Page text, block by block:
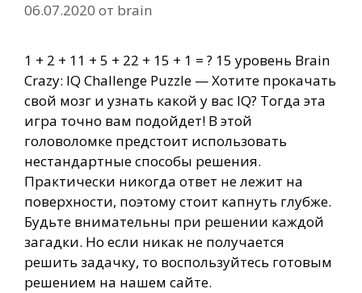
06.07.2020 от brain
1 + 2 + 11 + 5 + 22 + 15 + 1 = ? 15 уровень Brain
Crazy: IQ Challenge Puzzle — Хотите прокачать
свой мозг и узнать какой у вас IQ? Тогда эта
игра точно вам подойдет! В этой
головоломке предстоит использовать
нестандартные способы решения.
Практически никогда ответ не лежит на
поверхности, поэтому стоит капнуть глубже.
Будьте внимательны при решении каждой
загадки. Но если никак не получается
решить задачку, то воспользуйтесь готовым
решением на нашем сайте.